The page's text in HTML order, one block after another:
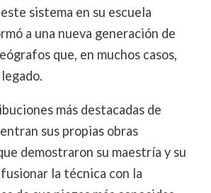
sistema en su escuela
a una nueva generación de
que, en muchos casos,
más destacadas de
sus propias obras
demostraron su maestría y su
la técnica con la